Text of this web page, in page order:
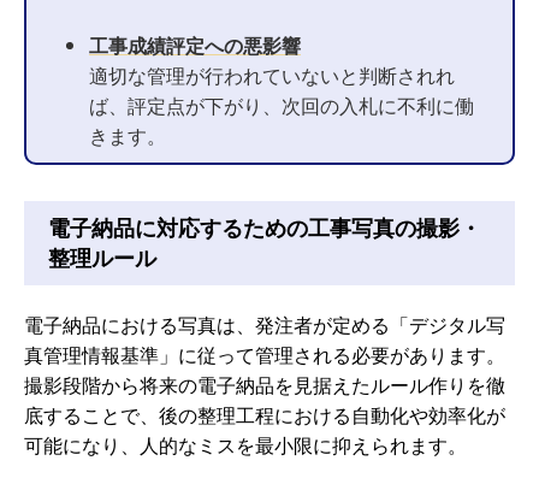
工事成績評定への悪影響
適切な管理が行われていないと判断されれ
ば、評定点が下がり、次回の入札に不利に働
きます。
電子納品に対応するための工事写真の撮影・
整理ルール
電子納品における写真は、発注者が定める「デジタル写
真管理情報基準」に従って管理される必要があります。
撮影段階から将来の電子納品を見据えたルール作りを徹
底することで、後の整理工程における自動化や効率化が
可能になり、人的なミスを最小限に抑えられます。